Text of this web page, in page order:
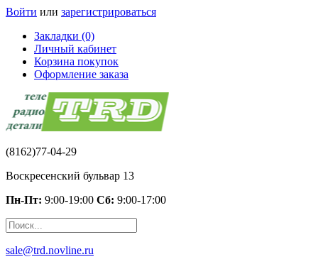
Войти или зарегистрироваться
Закладки (0)
Личный кабинет
Корзина покупок
Оформление заказа
(8162)77-04-29
Воскресенский бульвар 13
Пн-Пт: 9:00-19:00 Сб: 9:00-17:00
sale@trd.novline.ru